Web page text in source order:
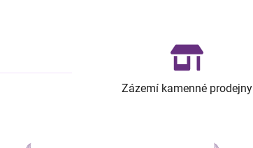
Zázemí kamenné prodejny